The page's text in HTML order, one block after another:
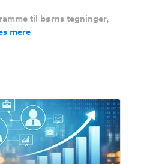
til børns tegninger,
mere